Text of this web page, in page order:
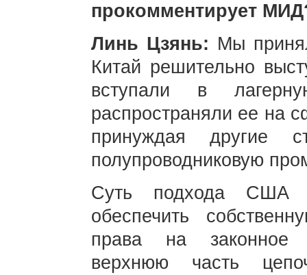
прокомментирует
Линь Цзянь: Мы
Китай решительно
вступали в
распространяли ее на
принуждая другие
полупроводниковую
Суть подхода США
обеспечить
права на законное
верхнюю часть